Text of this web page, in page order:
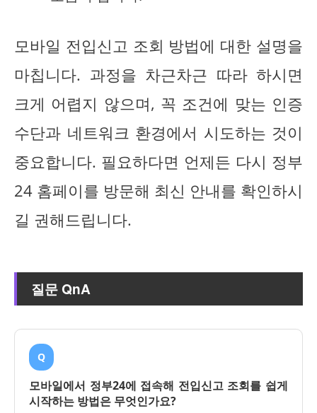
모바일 전입신고 조회 방법에 대한 설명을
마칩니다. 과정을 차근차근 따라 하시면
크게 어렵지 않으며, 꼭 조건에 맞는 인증
수단과 네트워크 환경에서 시도하는 것이
중요합니다. 필요하다면 언제든 다시 정부
24 홈페이를 방문해 최신 안내를 확인하시
길 권해드립니다.
질문 QnA
Q
모바일에서 정부24에 접속해 전입신고 조회를 쉽게
시작하는 방법은 무엇인가요?